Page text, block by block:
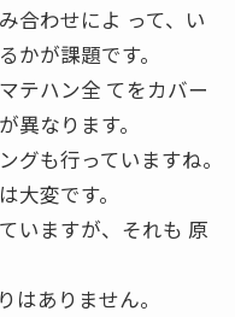
合わせによ って、い
かが課題です。
テハン全 てをカバー
異なります。
グも行っていますね。
大変です。
いますが、それも 原
はありません。